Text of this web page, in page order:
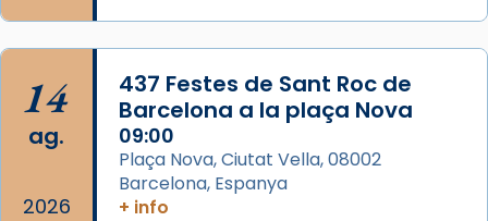
📸 Dr. G. Simón
Photo
View on Facebook · Share
14
ag.
2026
437 Festes de Sant Roc de
Barcelona a la plaça Nova
09:00
Plaça Nova, Ciutat Vella, 08002
Barcelona, Espanya
+ info